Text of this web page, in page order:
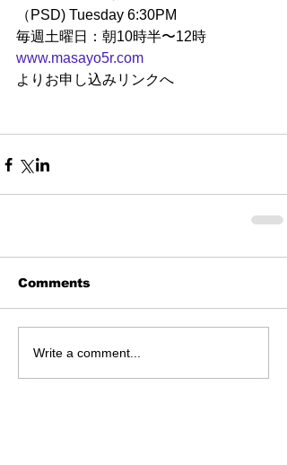
（PSD) Tuesday 6:30PM
毎週土曜日：朝10時半〜12時
www.masayo5r.com
よりお申し込みリンクへ
Comments
Write a comment...